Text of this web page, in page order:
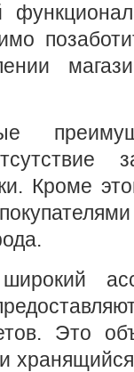
Кроме
Это